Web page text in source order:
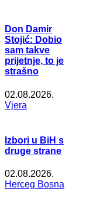
Don Damir
Stojić: Dobio
sam takve
prijetnje, to je
strašno
02.08.2026.
Vjera
Izbori u BiH s
druge strane
02.08.2026.
Herceg Bosna